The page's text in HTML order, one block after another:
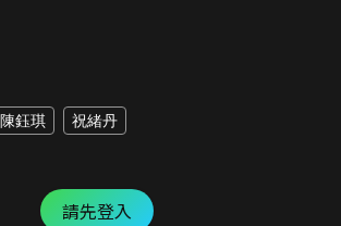
陳鈺琪 祝緒丹
請先登入